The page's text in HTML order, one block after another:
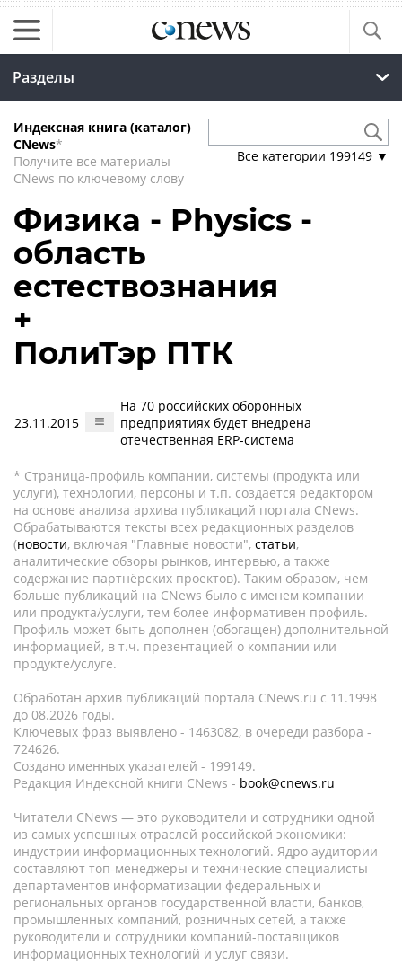
Разделы
Индексная книга (каталог)
CNews*
Получите все материалы
CNews по ключевому слову
Все категории 199149 ▼
Физика - Physics -
область
естествознания
+
ПолиТэр ПТК
23.11.2015
На 70 российских оборонных
предприятиях будет внедрена
отечественная ERP-система
* Страница-профиль компании, системы (продукта или
услуги), технологии, персоны и т.п. создается редактором
на основе анализа архива публикаций портала CNews.
Обрабатываются тексты всех редакционных разделов
(новости, включая "Главные новости", статьи,
аналитические обзоры рынков, интервью, а также
содержание партнёрских проектов). Таким образом, чем
больше публикаций на CNews было с именем компании
или продукта/услуги, тем более информативен профиль.
Профиль может быть дополнен (обогащен) дополнительной
информацией, в т.ч. презентацией о компании или
продукте/услуге.
Обработан архив публикаций портала CNews.ru c 11.1998
до 08.2026 годы.
Ключевых фраз выявлено - 1463082, в очереди разбора -
724626.
Создано именных указателей - 199149.
Редакция Индексной книги CNews - book@cnews.ru
Читатели CNews — это руководители и сотрудники одной
из самых успешных отраслей российской экономики:
индустрии информационных технологий. Ядро аудитории
составляют топ-менеджеры и технические специалисты
департаментов информатизации федеральных и
региональных органов государственной власти, банков,
промышленных компаний, розничных сетей, а также
руководители и сотрудники компаний-поставщиков
информационных технологий и услуг связи.